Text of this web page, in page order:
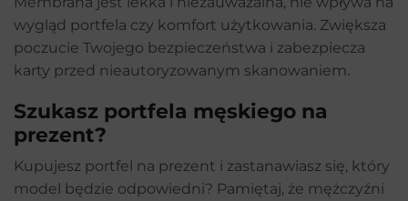
wygląd portfela czy komfort użytkowania. Zwiększa
poczucie Twojego bezpieczeństwa i zabezpiecza
karty przed nieautoryzowanym skanowaniem.
Szukasz portfela męskiego na
prezent?
Kupujesz portfel na prezent i zastanawiasz się, który
model będzie odpowiedni? Pamiętaj, że mężczyźni